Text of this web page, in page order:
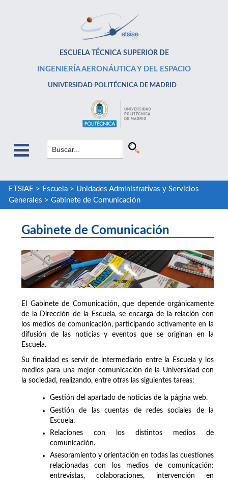
ESCUELA TÉCNICA SUPERIOR DE
INGENIERÍA AERONÁUTICA Y DEL ESPACIO
UNIVERSIDAD POLITÉCNICA DE MADRID
ETSIAE > Escuela> Unidades Administrativas y Servicios
Generales > Gabinete de Comunicación
Gabinete de Comunicación
El Gabinete de Comunicación, que depende orgánicamente
de la Dirección de la Escuela, se encarga de la relación con
los medios de comunicación, participando activamente en la
difusión de las noticias y eventos que se originan en la
Escuela.
Su finalidad es servir de intermediario entre la Escuela y los
medios para una mejor comunicación de la Universidad con
la sociedad, realizando, entre otras las siguientes tareas:
Gestión del apartado de noticias de la página web.
Gestión de las cuentas de redes sociales de la
Escuela.
Relaciones con los distintos medios de
comunicación.
Asesoramiento y orientación en todas las cuestiones
relacionadas con los medios de comunicación:
entrevistas, colaboraciones, intervención en